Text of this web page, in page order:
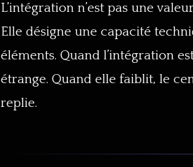
L’intégration n’est pas une
Elle désigne une capacité
éléments. Quand l’intégration
étrange. Quand elle faiblit, le
replie.